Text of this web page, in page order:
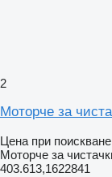
2
Моторче за
Цена при поискване
Моторче за
403.613,1622841